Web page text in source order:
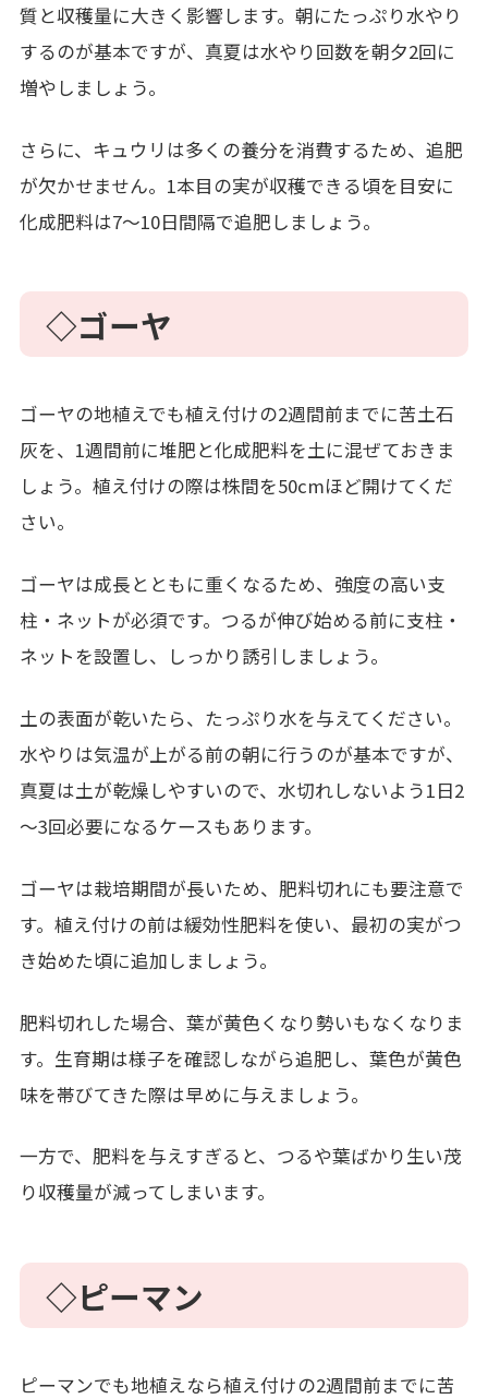
質と収穫量に大きく影響します。朝にたっぷり水やり
するのが基本ですが、真夏は水やり回数を朝夕2回に
増やしましょう。
さらに、キュウリは多くの養分を消費するため、追肥
が欠かせません。1本目の実が収穫できる頃を目安に
化成肥料は7～10日間隔で追肥しましょう。
◇ゴーヤ
ゴーヤの地植えでも植え付けの2週間前までに苦土石
灰を、1週間前に堆肥と化成肥料を土に混ぜておきま
しょう。植え付けの際は株間を50cmほど開けてくだ
さい。
ゴーヤは成長とともに重くなるため、強度の高い支
柱・ネットが必須です。つるが伸び始める前に支柱・
ネットを設置し、しっかり誘引しましょう。
土の表面が乾いたら、たっぷり水を与えてください。
水やりは気温が上がる前の朝に行うのが基本ですが、
真夏は土が乾燥しやすいので、水切れしないよう1日2
～3回必要になるケースもあります。
ゴーヤは栽培期間が長いため、肥料切れにも要注意で
す。植え付けの前は緩効性肥料を使い、最初の実がつ
き始めた頃に追加しましょう。
肥料切れした場合、葉が黄色くなり勢いもなくなりま
す。生育期は様子を確認しながら追肥し、葉色が黄色
味を帯びてきた際は早めに与えましょう。
一方で、肥料を与えすぎると、つるや葉ばかり生い茂
り収穫量が減ってしまいます。
◇ピーマン
ピーマンでも地植えなら植え付けの2週間前までに苦